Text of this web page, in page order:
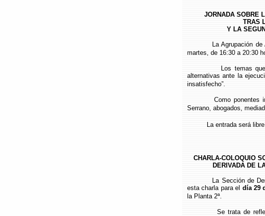
JORNADA SOBRE
TRAS
Y LA
La Agrupación de
martes, de 16:30 a 20:30
Los temas que se
alternativas ante la
insatisfecho”.
Como ponentes
Serrano, abogados,
La entrada será libre
CHARLA-COLOQUIO
DERIVADA DE
La Sección de
esta charla para el día 29
la Planta 2ª.
Se trata de